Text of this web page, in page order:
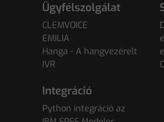
Ügyfélszolgálat
CLEMVOICE
EMILIA
Hanga - A hangvezérelt
IVR
Integráció
Python integráció az